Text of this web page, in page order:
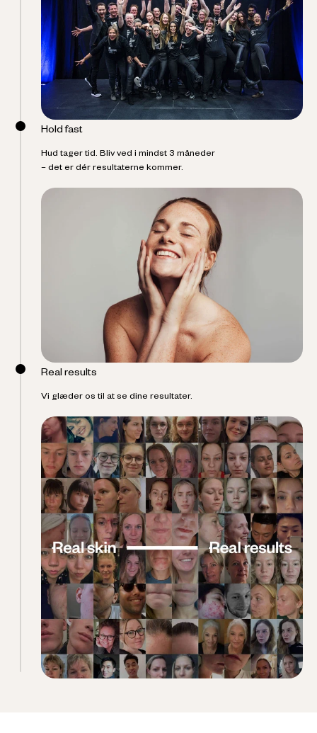
Hold fast
Hud tager tid. Bliv ved i mindst 3 måneder
– det er dér resultaterne kommer.
Real results
Vi glæder os til at se dine resultater.